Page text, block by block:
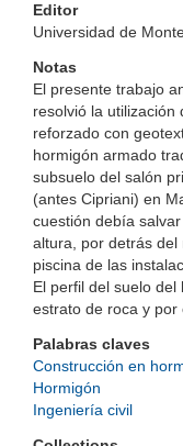
Editor
Universidad de
Notas
El presente trabajo
resolvió la
reforzado con
hormigón armado
subsuelo del salón
(antes Cipriani) en
cuestión debía
altura, por detrás
piscina de las
El perfil del suelo
estrato de roca y por
Palabras claves
Construcción en
Hormigón
Ingeniería civil